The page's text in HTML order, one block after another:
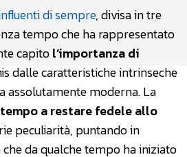
di sempre, divisa in tre
tempo che ha rappresentato
capitol’importanza di
dalle caratteristiche intrinseche
assolutamente moderna. La
a restare fedele allo
peculiarità, puntando in
da qualche tempo ha iniziato